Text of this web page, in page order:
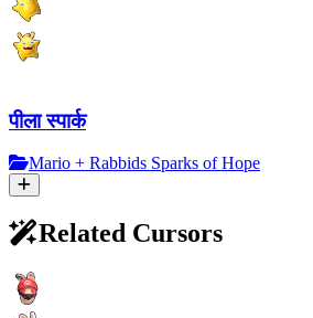
पीला स्पार्क
Mario + Rabbids Sparks of Hope
Related Cursors